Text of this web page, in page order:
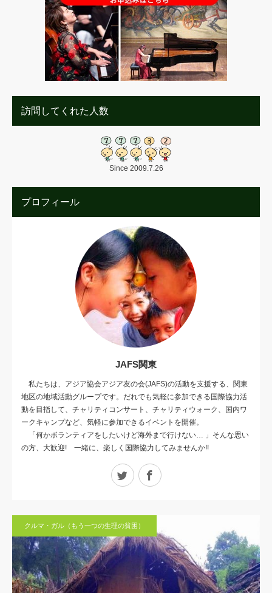
訪問してくれた人数
Since 2009.7.26
プロフィール
JAFS関東
私たちは、アジア協会アジア友の会(JAFS)の活動を支援する、関東
地区の地域活動グループです。だれでも気軽に参加できる国際協力活
動を目指して、チャリティコンサート、チャリティウォーク、国内ワ
ークキャンプなど、気軽に参加できるイベントを開催。
「何かボランティアをしたいけど海外まで行けない… 」そんな思い
の方、大歓迎! 一緒に、楽しく国際協力してみませんか!!
Twitter Facebook
クルマ・ガル（もう一つの生理の貧困）